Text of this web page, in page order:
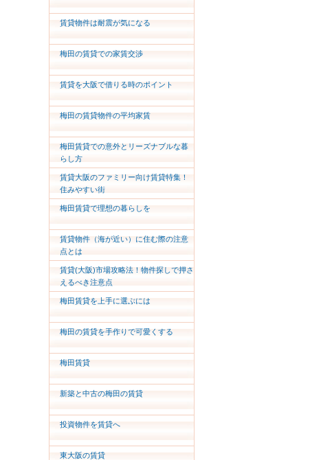
賃貸物件は耐震が気になる
梅田の賃貸での家賃交渉
賃貸を大阪で借りる時のポイント
梅田の賃貸物件の平均家賃
梅田賃貸での意外とリーズナブルな暮
らし方
賃貸大阪のファミリー向け賃貸特集！
住みやすい街
梅田賃貸で理想の暮らしを
賃貸物件（海が近い）に住む際の注意
点とは
賃貸(大阪)市場攻略法！物件探しで押さ
えるべき注意点
梅田賃貸を上手に選ぶには
梅田の賃貸を手作りで可愛くする
梅田賃貸
新築と中古の梅田の賃貸
投資物件を賃貸へ
東大阪の賃貸